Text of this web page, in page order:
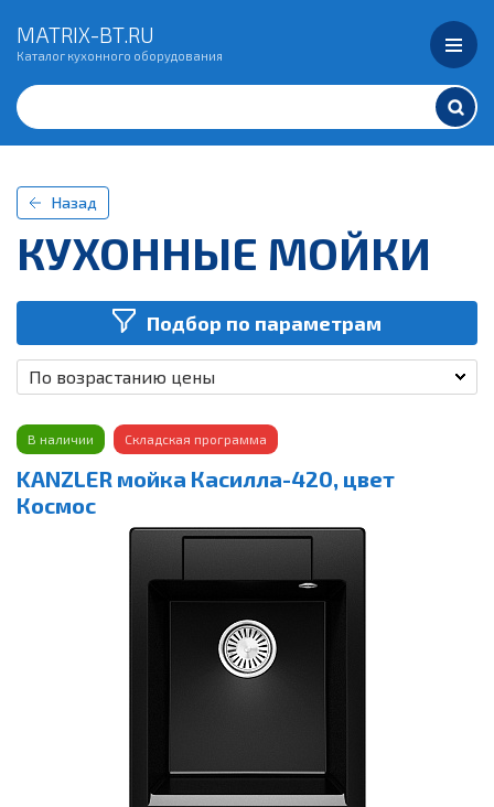
MATRIX-BT.RU
Каталог кухонного оборудования
Назад
КУХОННЫЕ МОЙКИ
Подбор по параметрам
По возрастанию цены
В наличии Складская программа
KANZLER мойка Касилла-420, цвет
Космос